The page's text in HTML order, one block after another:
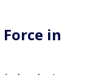
Force in